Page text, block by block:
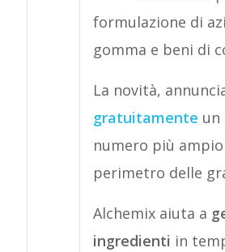
formulazione di
gomma e beni di
La novità,
gratuitamente un
numero più
perimetro delle
Alchemix aiuta a
ingredienti in